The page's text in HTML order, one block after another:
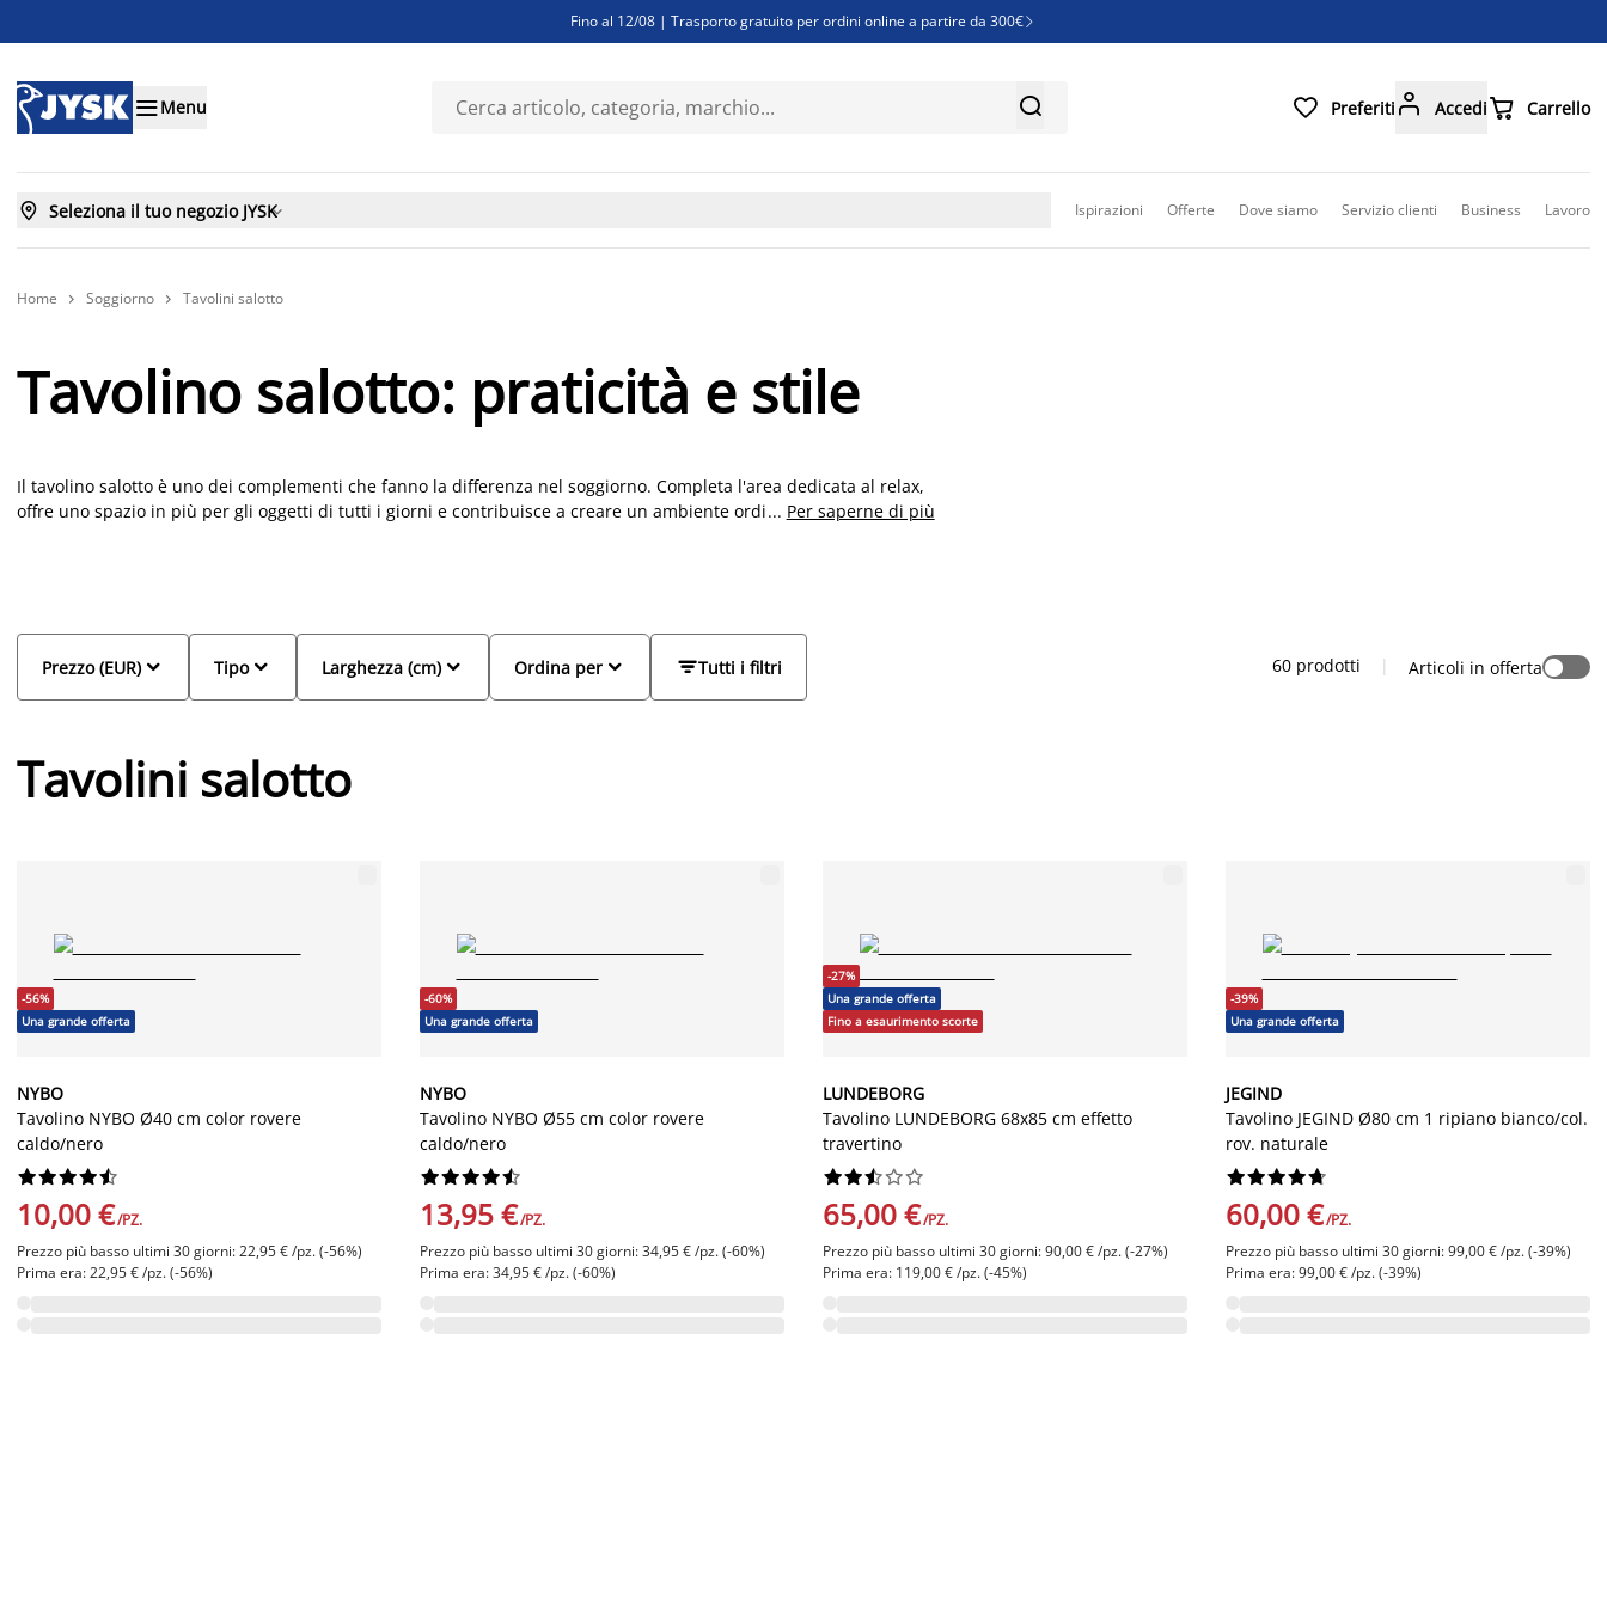
Fino al 12/08 | Trasporto gratuito per ordini online a partire da 300€ 
Finanziamenti - Scegli il piano di rimborso più adatto a te
Menu   Preferiti  Accedi Carrello
 Seleziona il tuo negozio JYSK Ispirazioni Offerte Dove siamo Servizio clienti Business Lavoro
Home  Soggiorno  Tavolini salotto
Tavolino salotto: praticità e stile
Il tavolino salotto è uno dei complementi che fanno la differenza nel soggiorno. Completa l'area dedicata al relax,
offre uno spazio in più per gli oggetti di tutti i giorni e contribuisce a creare un ambiente ordinato e funzionale.
... Per saperne di più

Prezzo (EUR) 
Tipo 
Larghezza (cm) Tutti i filtri

Ordina per 60 prodotti | Articoli in offerta
Tavolini salotto
-56%
Una grande offerta
NYBO
Tavolino NYBO Ø40 cm color rovere
caldo/nero






10,00 €/PZ.
Prezzo più basso ultimi 30 giorni: 22,95 € /pz. (-56%)
Prima era: 22,95 € /pz. (-56%)
-60%
Una grande offerta
NYBO
Tavolino NYBO Ø55 cm color rovere
caldo/nero






13,95 €/PZ.
Prezzo più basso ultimi 30 giorni: 34,95 € /pz. (-60%)
Prima era: 34,95 € /pz. (-60%)
-27%
Una grande offerta
Fino a esaurimento scorte
LUNDEBORG
Tavolino LUNDEBORG 68x85 cm effetto
travertino






65,00 €/PZ.
Prezzo più basso ultimi 30 giorni: 90,00 € /pz. (-27%)
Prima era: 119,00 € /pz. (-45%)
-39%
Una grande offerta
JEGIND
Tavolino JEGIND Ø80 cm 1 ripiano bianco/col.
rov. naturale






60,00 €/PZ.
Prezzo più basso ultimi 30 giorni: 99,00 € /pz. (-39%)
Prima era: 99,00 € /pz. (-39%)